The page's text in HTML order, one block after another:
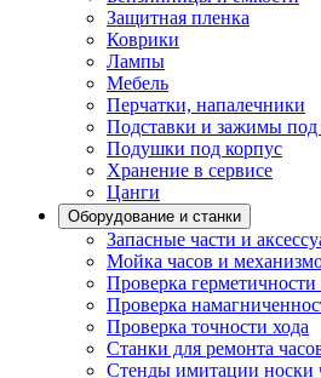
Защитная пленка
Коврики
Лампы
Мебель
Перчатки, напалечники
Подставки и зажимы
Подушки под корпус
Хранение в сервисе
Цанги
Оборудование и станки
Запасные части и
Мойка часов и
Проверка герметичности
Проверка
Проверка точности хода
Станки для ремонта
Стенды имитации носки